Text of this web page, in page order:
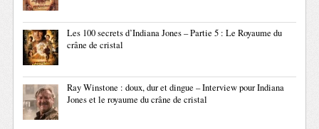
Les 100 secrets d’Indiana Jones – Partie 5 : Le Royaume du
crâne de cristal
Ray Winstone : doux, dur et dingue – Interview pour Indiana
Jones et le royaume du crâne de cristal